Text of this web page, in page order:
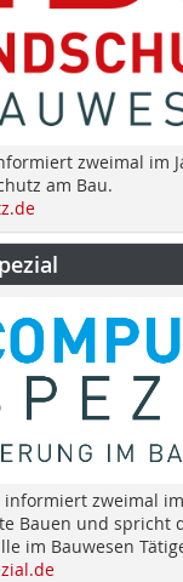
zweimal im
am Bau.
informiert zweimal
Bauen und spricht
im Bauwesen